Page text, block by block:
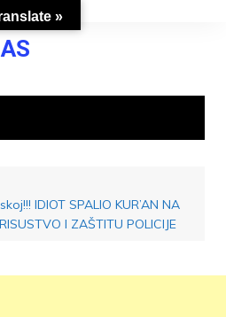
IDIOT SPALIO KUR’AN NA
I ZAŠTITU POLICIJE
»